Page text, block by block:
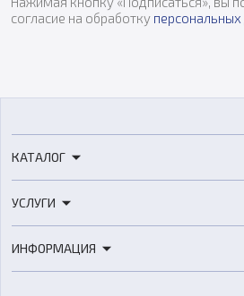
согласие на обработку
КАТАЛОГ
3D-сканеры
Расходные материалы
УСЛУГИ
3D-моделирование
ИНФОРМАЦИЯ